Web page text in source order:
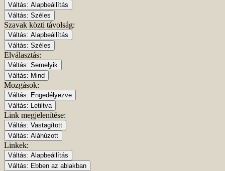
Váltás: Alapbeállítás
Váltás: Széles
Szavak közti távolság:
Váltás: Alapbeállítás
Váltás: Széles
Elválasztás:
Váltás: Semelyik
Váltás: Mind
Mozgások:
Váltás: Engedélyezve
Váltás:
Letiltva
Link megjelenítése:
Váltás: Vastagított
Váltás: Aláhúzott
Linkek:
Váltás: Alapbeállítás
Váltás: Ebben az ablakban